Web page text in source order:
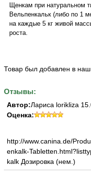
Щенкам при натуральном
Вельпенкальк (либо по 1
на каждые 5 кг живой
роста.
Товар был добавлен в
Отзывы:
Автор:Лариса lorikliza
Оценка:
http://www.canina.de/
enkalk-
kalk Дозировка (нем.)